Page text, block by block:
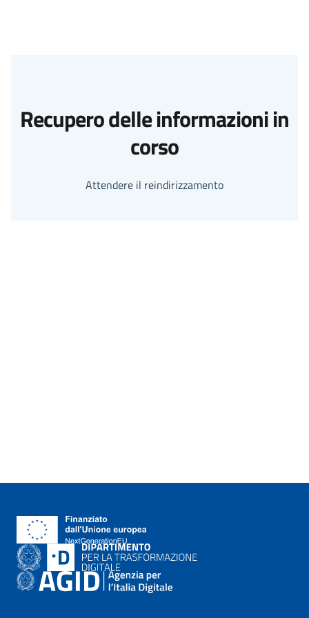
Recupero delle informazioni in
corso
Attendere il reindirizzamento